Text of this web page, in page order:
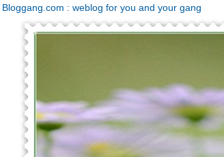
Bloggang.com : weblog for you and your gang